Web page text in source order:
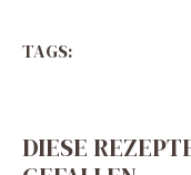
TAGS:
DIESE